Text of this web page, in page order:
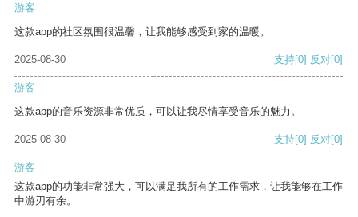
游客
这款app的社区氛围很温馨，让我能够感受到家的温暖。
2025-08-30 支持[0] 反对[0]
游客
这款app的音乐资源非常优质，可以让我尽情享受音乐的魅力。
2025-08-30 支持[0] 反对[0]
游客
这款app的功能非常强大，可以满足我所有的工作需求，让我能够在工作
中游刃有余。